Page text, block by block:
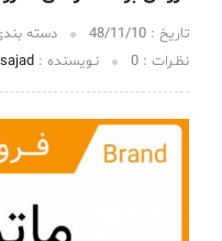
تاریخ :‌ 48/11/10 دسته
نظـرات : 0 نـویسنده : sajad